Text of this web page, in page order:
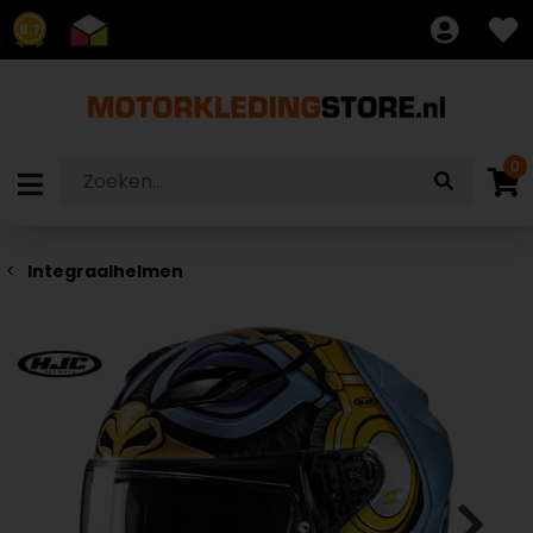
8.7
0
Integraalhelmen